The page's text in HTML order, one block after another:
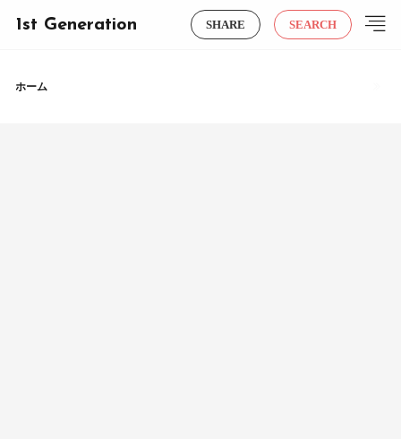
1st Generation SHARE SEARCH
ホーム